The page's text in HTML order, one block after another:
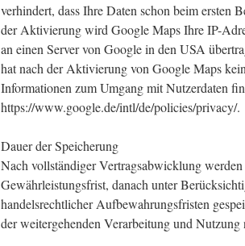
verhindert, dass Ihre Daten schon beim ersten
der Aktivierung wird Google Maps Ihre IP-
an einen Server von Google in den USA
hat nach der Aktivierung von Google Maps
Informationen zum Umgang mit Nutzerdaten
https://www.google.de/intl/de/policies/privacy/.
Dauer der Speicherung
Nach vollständiger Vertragsabwicklung
Gewährleistungsfrist, danach unter
handelsrechtlicher Aufbewahrungsfristen
der weitergehenden Verarbeitung und Nutzung